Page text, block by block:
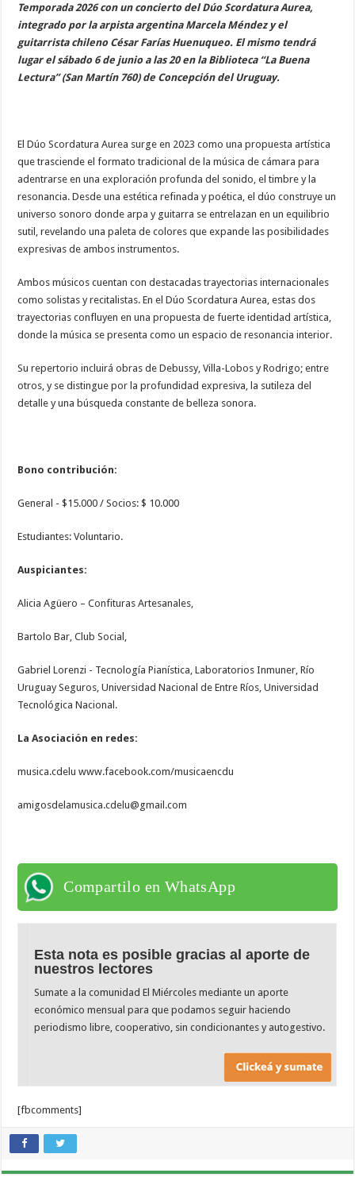
Temporada 2026 con un concierto del Dúo Scordatura Aurea,
integrado por la arpista argentina Marcela Méndez y el
guitarrista chileno César Farías Huenuqueo. El mismo tendrá
lugar el sábado 6 de junio a las 20 en la Biblioteca “La Buena
Lectura” (San Martín 760) de Concepción del Uruguay.
El Dúo Scordatura Aurea surge en 2023 como una propuesta artística
que trasciende el formato tradicional de la música de cámara para
adentrarse en una exploración profunda del sonido, el timbre y la
resonancia. Desde una estética refinada y poética, el dúo construye un
universo sonoro donde arpa y guitarra se entrelazan en un equilibrio
sutil, revelando una paleta de colores que expande las posibilidades
expresivas de ambos instrumentos.
Ambos músicos cuentan con destacadas trayectorias internacionales
como solistas y recitalistas. En el Dúo Scordatura Aurea, estas dos
trayectorias confluyen en una propuesta de fuerte identidad artística,
donde la música se presenta como un espacio de resonancia interior.
Su repertorio incluirá obras de Debussy, Villa-Lobos y Rodrigo; entre
otros, y se distingue por la profundidad expresiva, la sutileza del
detalle y una búsqueda constante de belleza sonora.
Bono contribución:
General - $15.000 / Socios: $ 10.000
Estudiantes: Voluntario.
Auspiciantes:
Alicia Agüero – Confituras Artesanales,
Bartolo Bar, Club Social,
Gabriel Lorenzi - Tecnología Pianística, Laboratorios Inmuner, Río
Uruguay Seguros, Universidad Nacional de Entre Ríos, Universidad
Tecnológica Nacional.
La Asociación en redes:
musica.cdelu www.facebook.com/musicaencdu
amigosdelamusica.cdelu@gmail.com
Compartilo en WhatsApp
Esta nota es posible gracias al aporte de
nuestros lectores
Sumate a la comunidad El Miércoles mediante un aporte
económico mensual para que podamos seguir haciendo
periodismo libre, cooperativo, sin condicionantes y autogestivo.
[fbcomments]